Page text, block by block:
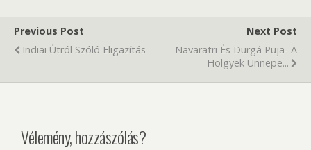
Previous Post
Indiai Útról Szóló Eligazítás
Next Post
Navaratri És Durgá Puja- A
Hölgyek Ünnepe...
Vélemény, hozzászólás?